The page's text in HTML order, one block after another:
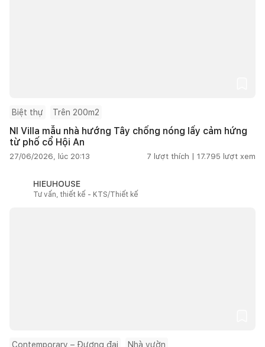
Biệt thự Trên 200m2
NI Villa mẫu nhà hướng Tây chống nóng lấy cảm hứng
từ phố cổ Hội An
27/06/2026, lúc 20:13 7 lượt thích | 17.795 lượt xem
HIEUHOUSE
Tư vấn, thiết kế - KTS/Thiết kế
Contemporary – Đương đại Nhà vườn